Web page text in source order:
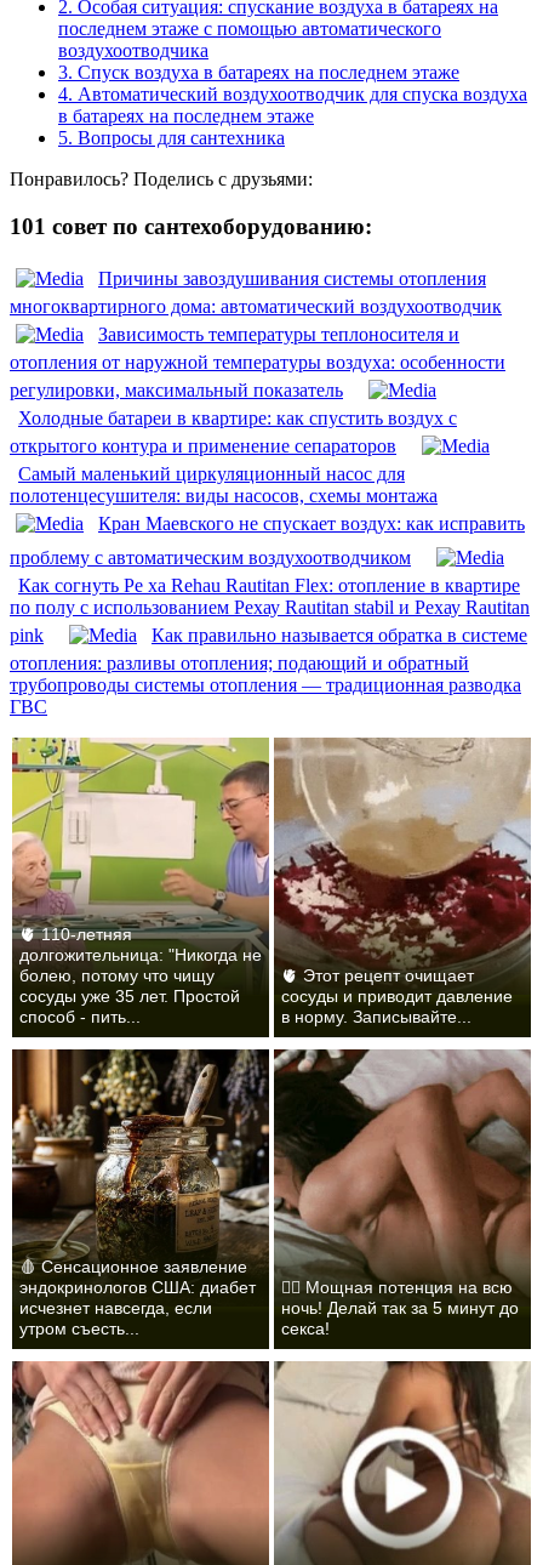
2. Особая ситуация: спускание воздуха в батареях на
последнем этаже с помощью автоматического
воздухоотводчика
3. Спуск воздуха в батареях на последнем этаже
4. Автоматический воздухоотводчик для спуска воздуха
в батареях на последнем этаже
5. Вопросы для сантехника
Понравилось? Поделись с друзьями:
101 совет по сантехоборудованию:
Причины завоздушивания системы отопления
многоквартирного дома: автоматический воздухоотводчик
Зависимость температуры теплоносителя и
отопления от наружной температуры воздуха: особенности
регулировки, максимальный показатель
Холодные батареи в квартире: как спустить воздух с
открытого контура и применение сепараторов
Самый маленький циркуляционный насос для
полотенцесушителя: виды насосов, схемы монтажа
Кран Маевского не спускает воздух: как исправить
проблему с автоматическим воздухоотводчиком
Как согнуть Pe xa Rehau Rautitan Flex: отопление в квартире
по полу с использованием Рехау Rautitan stabil и Рехау Rautitan
pink
Как правильно называется обратка в системе
отопления: разливы отопления; подающий и обратный
трубопроводы системы отопления — традиционная разводка
ГВС
🫀 110-летняя
долгожительница: "Никогда не
болею, потому что чищу
сосуды уже 35 лет. Простой
способ - пить...
🫀 Этот рецепт очищает
сосуды и приводит давление
в норму. Записывайте...
🩸 Сенсационное заявление
эндокринологов США: диабет
исчезнет навсегда, если
утром съесть...
❤️‍🔥 Мощная потенция на всю
ночь! Делай так за 5 минут до
секса!